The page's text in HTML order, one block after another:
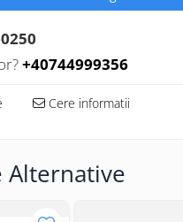
+40744999356
Cere informatii
Alternative